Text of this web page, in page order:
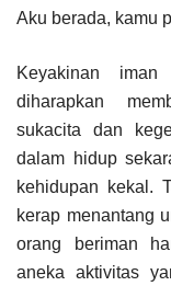
Aku berada, kamu
Keyakinan
diharapkan
sukacita dan
dalam hidup
kehidupan kekal.
kerap menantang
orang beriman
aneka aktivitas